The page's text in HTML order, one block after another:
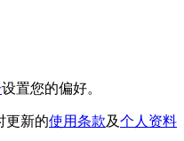
设置您的偏好。
更新的使用条款及个人资料